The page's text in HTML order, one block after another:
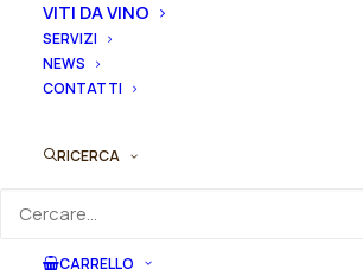
VITI DA VINO
SERVIZI
NEWS
CONTATTI
RICERCA
CARRELLO
Colombo®"
quantità
SKU
Categorie